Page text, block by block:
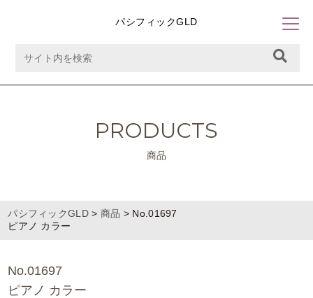
パシフィックGLD
PRODUCTS
商品
パシフィックGLD> 商品 > No.01697
ピアノ カラー
No.01697
ピアノ カラー